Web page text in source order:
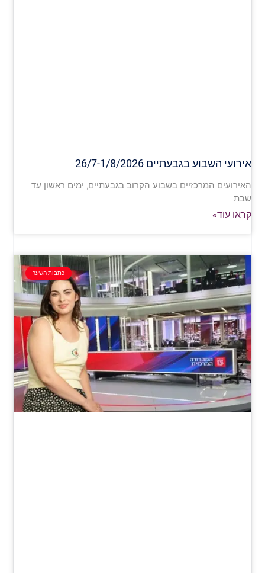
אירועי השבוע בגבעתיים 26/7-1/8/2026
האירועים המרכזיים בשבוע הקרוב בגבעתיים, ימים ראשון עד
שבת
קראו עוד»
כתבות השער